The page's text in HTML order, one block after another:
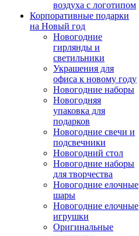
воздуха с логотипом
Корпоративные подарки
на Новый год
Новогодние
гирлянды и
светильники
Украшения для
офиса к новому году
Новогодние наборы
Новогодняя
упаковка для
подарков
Новогодние свечи и
подсвечники
Новогодний стол
Новогодние наборы
для творчества
Новогодние елочные
шары
Новогодние елочные
игрушки
Оригинальные